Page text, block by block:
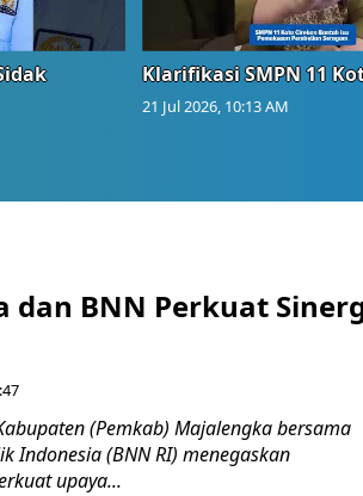
Klarifikasi SMPN 11
21 Jul 2026, 10:13 AM
dan BNN Perkuat
(Pemkab) Majalengka bersama
Indonesia (BNN RI) menegaskan
upaya...